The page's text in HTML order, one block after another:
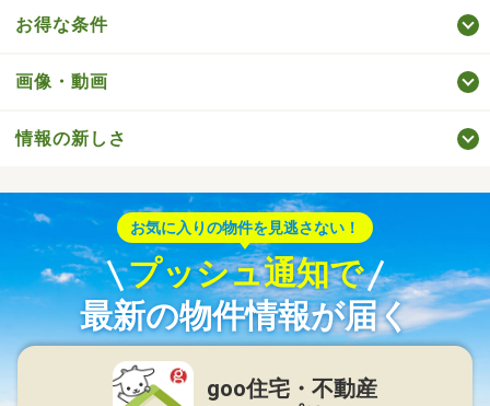
お得な条件
画像・動画
情報の新しさ
お気に入りの物件を見逃さない！
プッシュ通知で
最新の物件情報が届く
goo住宅・不動産